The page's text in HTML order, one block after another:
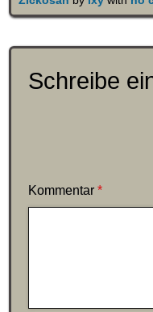
Schreibe
Kommentar *